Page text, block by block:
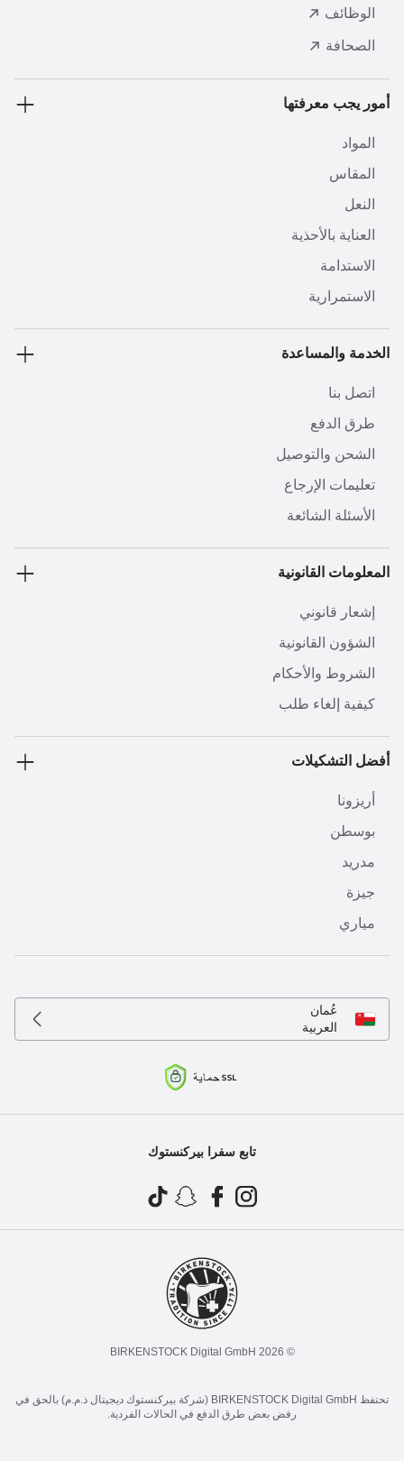
الوظائف
الصحافة
أمور يجب معرفتها
المواد
المقاس
النعل
العناية بالأحذية
الاستدامة
الاستمرارية
الخدمة والمساعدة
اتصل بنا
طرق الدفع
الشحن والتوصيل
تعليمات الإرجاع
الأسئلة الشائعة
المعلومات القانونية
إشعار قانوني
الشؤون القانونية
الشروط والأحكام
كيفية إلغاء طلب
أفضل التشكيلات
أريزونا
بوسطن
مدريد
جيزة
مياري
عُمان
العربية
تابع سفرا بيركنستوك
© 2026 BIRKENSTOCK Digital GmbH
تحتفظ BIRKENSTOCK Digital GmbH (شركة بيركنستوك ديجيتال ذ.م.م) بالحق في
رفض بعض طرق الدفع في الحالات الفردية.